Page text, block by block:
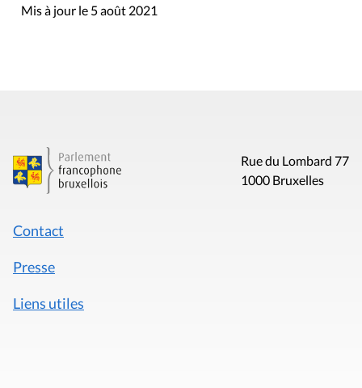
Mis à jour le 5 août 2021
Rue du Lombard 77
1000 Bruxelles
Contact
Presse
Liens utiles